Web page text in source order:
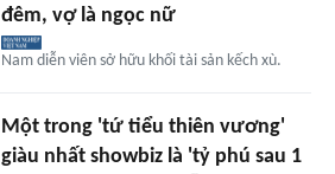
đêm, vợ là ngọc nữ
Nam diễn viên sở hữu khối tài sản kếch xù.
Một trong 'tứ tiểu thiên vương'
giàu nhất showbiz là 'tỷ phú sau 1